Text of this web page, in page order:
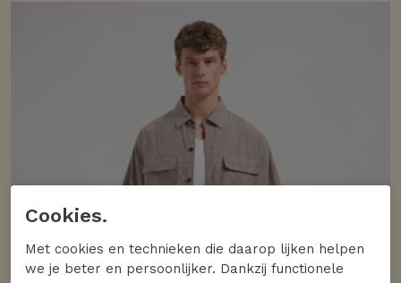
Cookies.
Met cookies en technieken die daarop lijken helpen
we je beter en persoonlijker. Dankzij functionele